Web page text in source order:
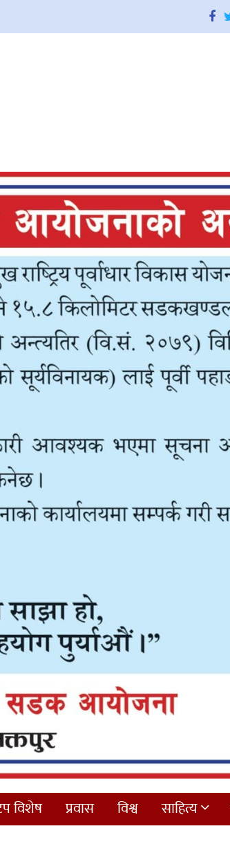
विशेष प्रवास विश्व साहित्य